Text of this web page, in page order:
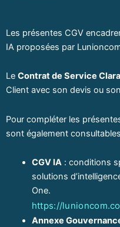
Les présentes CGV
IA proposées par
Le Contrat de Service
Client avec son devis ou
Pour compléter les
sont également
CGV IA: conditions
solutions
One.
https://
Annexe